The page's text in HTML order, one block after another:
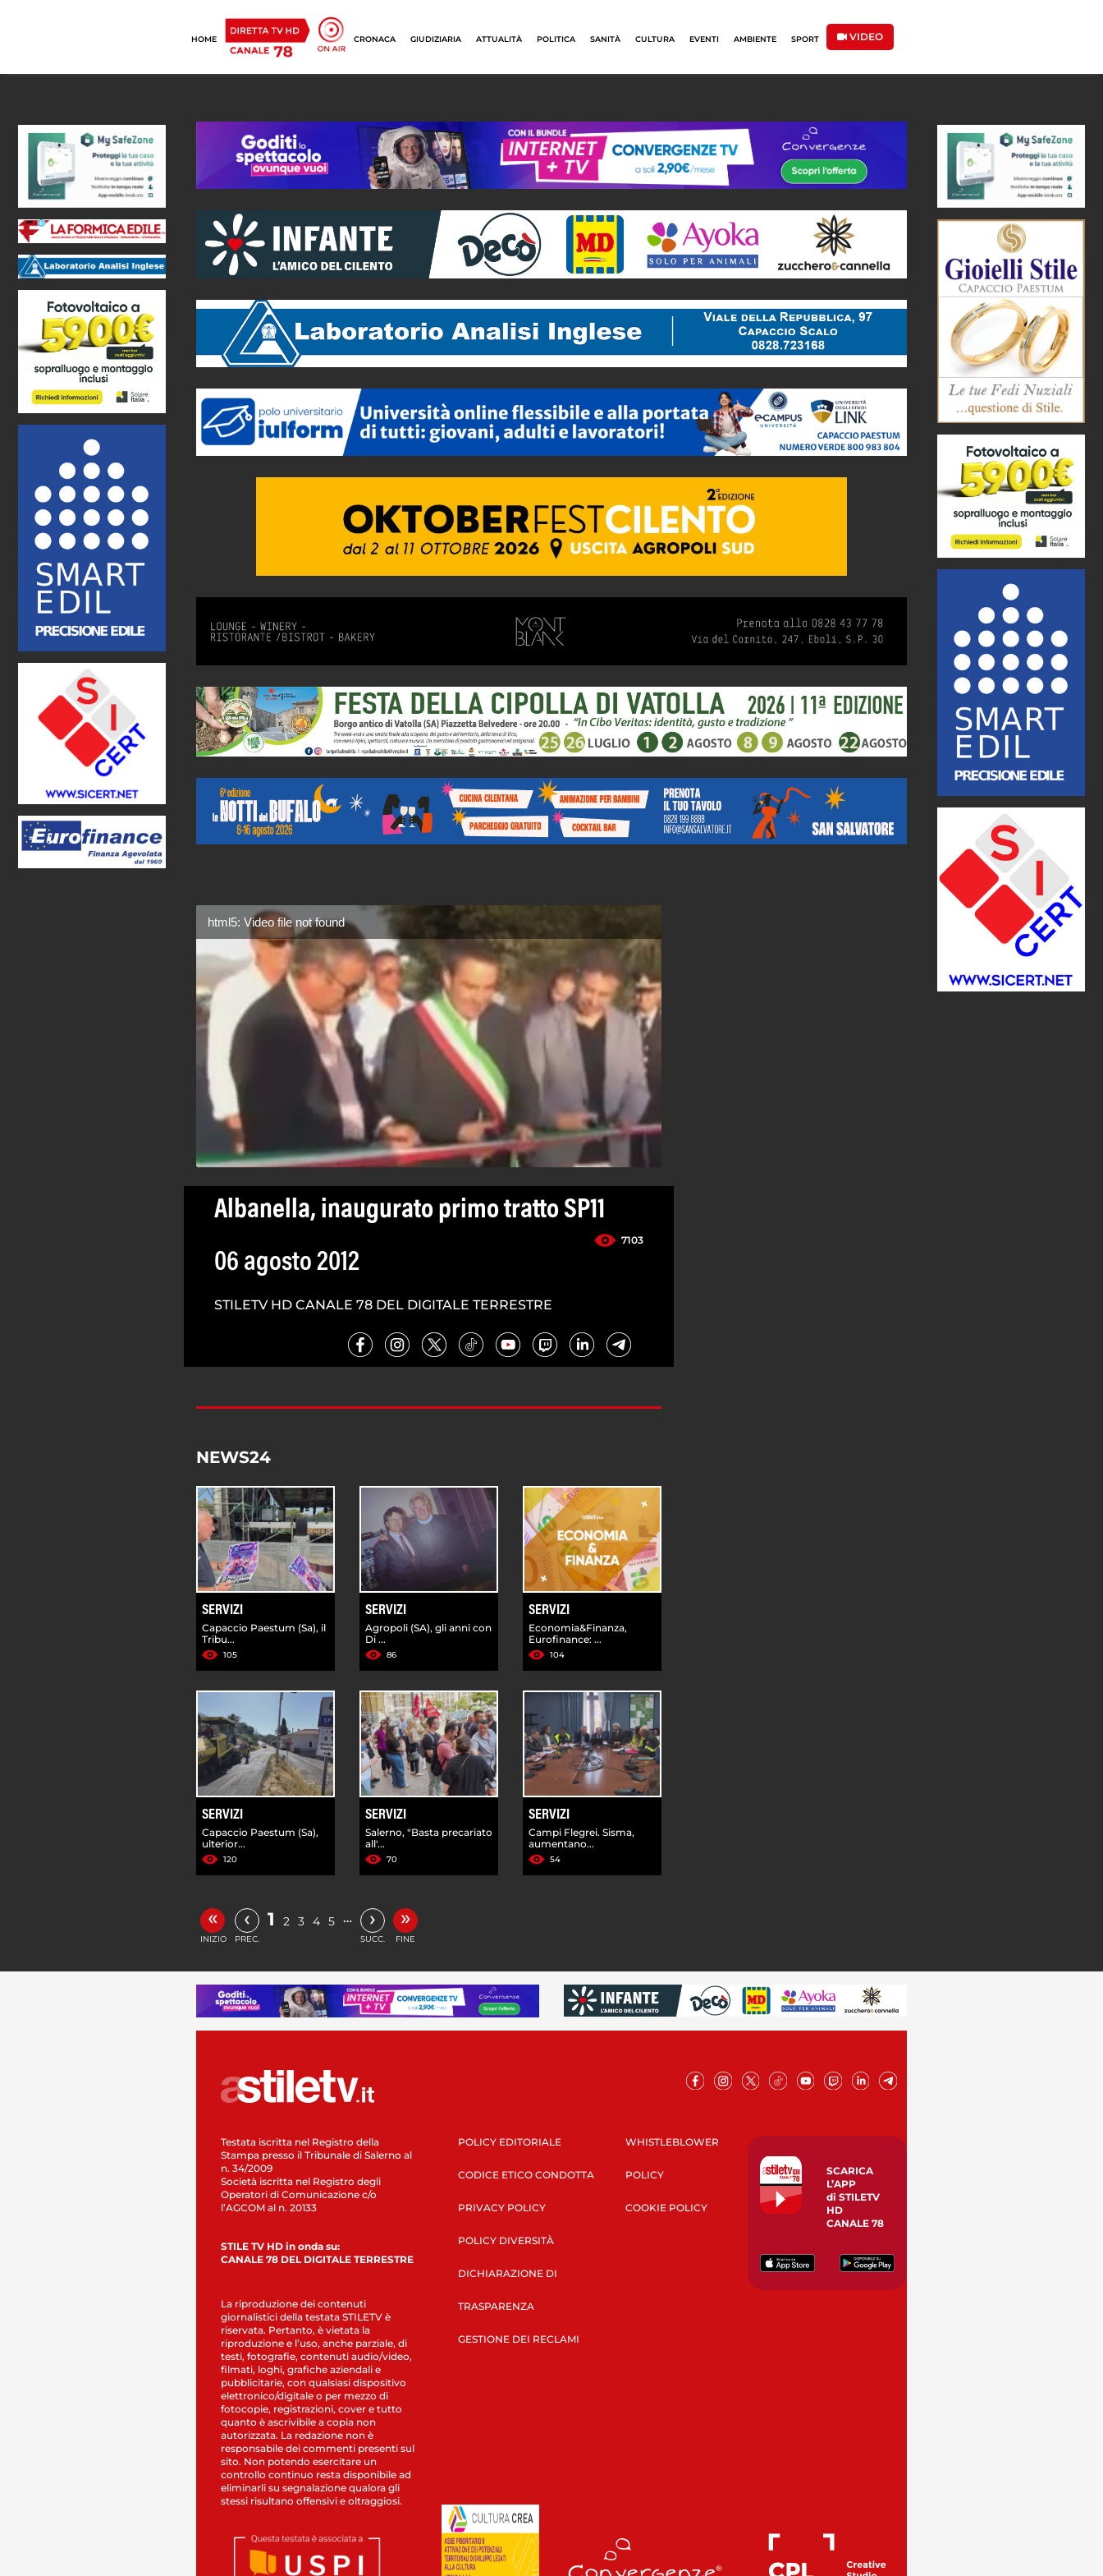
HOME CRONACA GIUDIZIARIA ATTUALITÀ POLITICA SANITÀ CULTURA EVENTI AMBIENTE SPORT VIDEO
html5: Video file not found
Albanella, inaugurato primo tratto SP11
7103
06 agosto 2012
STILETV HD CANALE 78 DEL DIGITALE TERRESTRE
NEWS24
SERVIZI
Capaccio Paestum (Sa), il
Tribu...
105
SERVIZI
Agropoli (SA), gli anni con
Di ...
86
SERVIZI
Economia&Finanza,
Eurofinance: ...
104
SERVIZI
Capaccio Paestum (Sa),
ulterior...
120
SERVIZI
Salerno, "Basta precariato
all'...
70
SERVIZI
Campi Flegrei. Sisma,
aumentano...
54
«
INIZIO
‹
PREC.
1 2 3 4 5 … ›
SUCC.
»
FINE
Testata iscritta nel Registro della
Stampa presso il Tribunale di Salerno al
n. 34/2009
Società iscritta nel Registro degli
Operatori di Comunicazione c/o
l’AGCOM al n. 20133
STILE TV HD in onda su:
CANALE 78 DEL DIGITALE TERRESTRE
La riproduzione dei contenuti
giornalistici della testata STILETV è
riservata. Pertanto, è vietata la
riproduzione e l’uso, anche parziale, di
testi, fotografie, contenuti audio/video,
filmati, loghi, grafiche aziendali e
pubblicitarie, con qualsiasi dispositivo
elettronico/digitale o per mezzo di
fotocopie, registrazioni, cover e tutto
quanto è ascrivibile a copia non
autorizzata. La redazione non è
responsabile dei commenti presenti sul
sito. Non potendo esercitare un
controllo continuo resta disponibile ad
eliminarli su segnalazione qualora gli
stessi risultano offensivi e oltraggiosi.
POLICY EDITORIALE
CODICE ETICO CONDOTTA
PRIVACY POLICY
POLICY DIVERSITÀ
DICHIARAZIONE DI
TRASPARENZA
GESTIONE DEI RECLAMI
WHISTLEBLOWER
POLICY
COOKIE POLICY
SCARICA
L’APP
di STILETV
HD
CANALE 78